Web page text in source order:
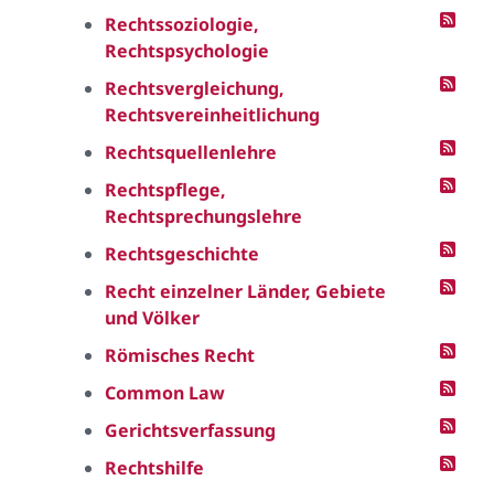
Rechtssoziologie,
Rechtspsychologie
Rechtsvergleichung,
Rechtsvereinheitlichung
Rechtsquellenlehre
Rechtspflege,
Rechtsprechungslehre
Rechtsgeschichte
Recht einzelner Länder, Gebiete
und Völker
Römisches Recht
Common Law
Gerichtsverfassung
Rechtshilfe